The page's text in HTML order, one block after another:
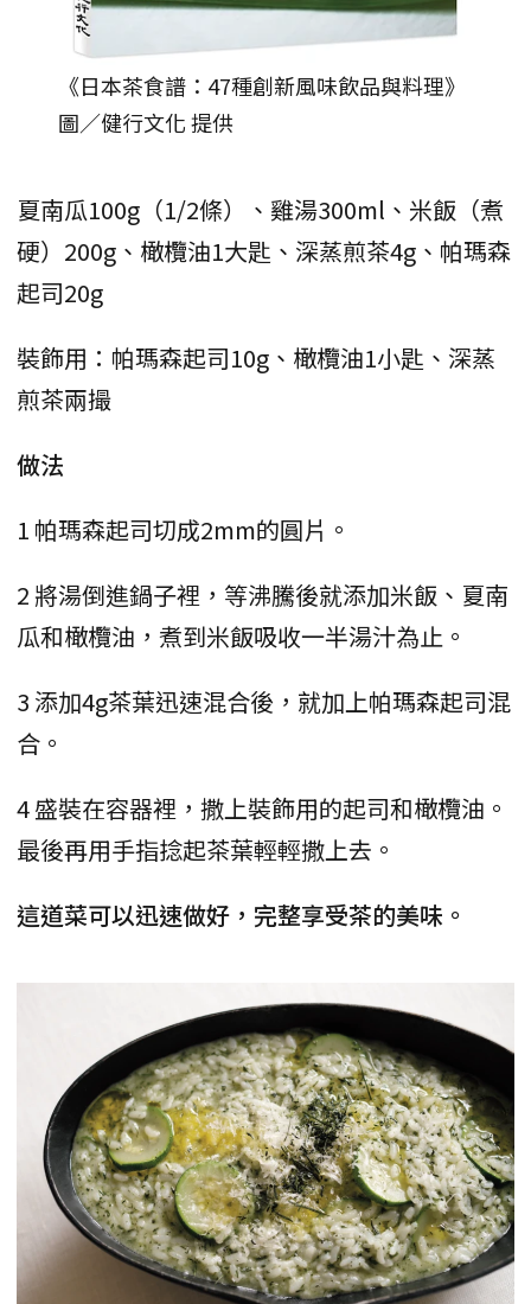
《日本茶食譜：47種創新風味飲品與料理》
圖／健行文化 提供
夏南瓜100g（1/2條）、雞湯300ml、米飯（煮
硬）200g、橄欖油1大匙、深蒸煎茶4g、帕瑪森
起司20g
裝飾用：帕瑪森起司10g、橄欖油1小匙、深蒸
煎茶兩撮
做法
1 帕瑪森起司切成2mm的圓片。
2 將湯倒進鍋子裡，等沸騰後就添加米飯、夏南
瓜和橄欖油，煮到米飯吸收一半湯汁為止。
3 添加4g茶葉迅速混合後，就加上帕瑪森起司混
合。
4 盛裝在容器裡，撒上裝飾用的起司和橄欖油。
最後再用手指捻起茶葉輕輕撒上去。
這道菜可以迅速做好，完整享受茶的美味。